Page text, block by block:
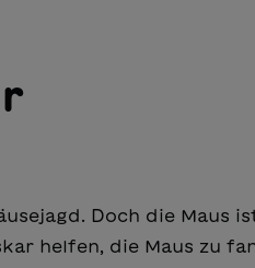
Doch die Maus
helfen, die Maus zu